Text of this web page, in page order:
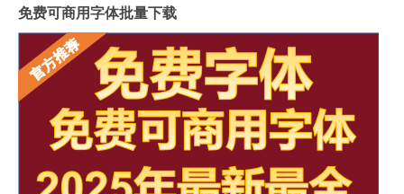
免费可商用字体批量下载